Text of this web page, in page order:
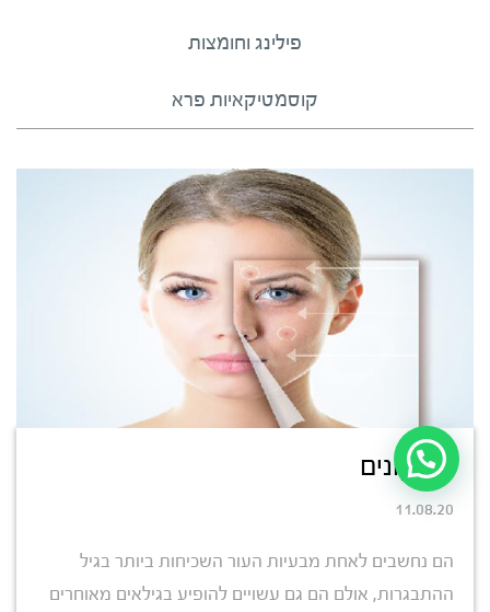
פילינג וחומצות
קוסמטיקאיות פרא
חצ'קונים
11.08.20
הם נחשבים לאחת מבעיות העור השכיחות ביותר בגיל
ההתבגרות, אולם הם גם עשויים להופיע בגילאים מאוחרים